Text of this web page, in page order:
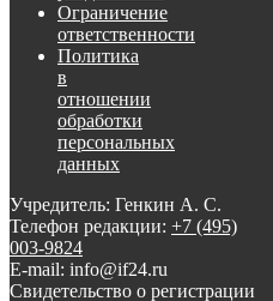
Ограничение
ответственности
Политика
в
отношении
обработки
персональных
данных
Учредитель: Генкин А. С.
Телефон редакции: +7 (495)
003-9824
E-mail: info@if24.ru
Свидетельство о регистрации